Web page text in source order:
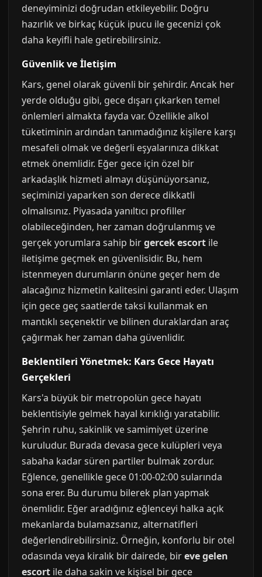
deneyiminizi doğrudan etkileyebilir. Doğru
hazırlık ve birkaç küçük ipucu ile gecenizi çok
daha keyifli hale getirebilirsiniz.
Güvenlik ve İletişim
Kars, genel olarak güvenli bir şehirdir. Ancak her
yerde olduğu gibi, gece dışarı çıkarken temel
önlemleri almakta fayda var. Özellikle alkol
tüketiminin ardından tanımadığınız kişilere karşı
mesafeli olmak ve değerli eşyalarınıza dikkat
etmek önemlidir. Eğer gece için özel bir
arkadaşlık hizmeti almayı düşünüyorsanız,
seçiminizi yaparken son derece dikkatli
olmalısınız. Piyasada yanıltıcı profiller
olabileceğinden, her zaman doğrulanmış ve
gerçek yorumlara sahip birgercek escort ile
iletişime geçmek en güvenlisidir. Bu, hem
istenmeyen durumların önüne geçer hem de
alacağınız hizmetin kalitesini garanti eder. Ulaşım
için gece geç saatlerde taksi kullanmak en
mantıklı seçenektir ve bilinen duraklardan araç
çağırmak her zaman daha güvenlidir.
Beklentileri Yönetmek: Kars Gece Hayatı
Gerçekleri
Kars'a büyük bir metropolün gece hayatı
beklentisiyle gelmek hayal kırıklığı yaratabilir.
Şehrin ruhu, sakinlik ve samimiyet üzerine
kuruludur. Burada devasa gece kulüpleri veya
sabaha kadar süren partiler bulmak zordur.
Eğlence, genellikle gece 01:00-02:00 sularında
sona erer. Bu durumu bilerek plan yapmak
önemlidir. Eğer aradığınız eğlenceyi halka açık
mekanlarda bulamazsanız, alternatifleri
değerlendirebilirsiniz. Örneğin, konforlu bir otel
odasında veya kiralık bir dairede, bireve gelen
escort ile daha sakin ve kişisel bir gece